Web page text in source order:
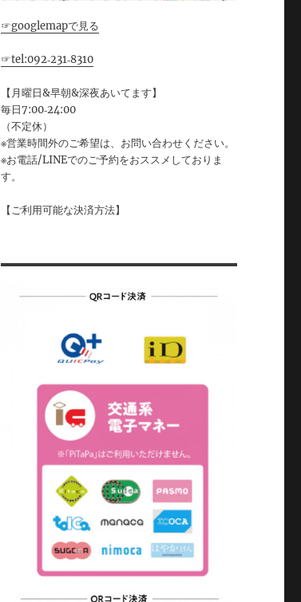
☞googlemapで見る
☞tel:092‐231‐8310
【月曜日&早朝&深夜あいてます】
毎日7:00‐24:00
（不定休）
※営業時間外のご希望は、お問い合わせください。
※お電話/LINEでのご予約をおススメしておりま
す。
【ご利用可能な決済方法】